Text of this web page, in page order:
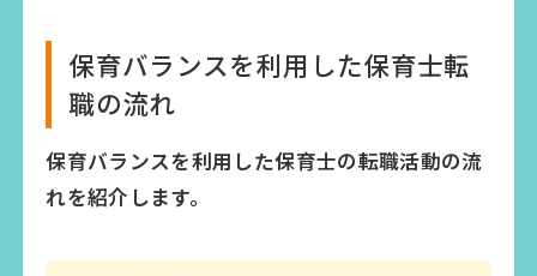
保育バランスを利用した保育士転
職の流れ
保育バランスを利用した保育士の転職活動の流
れを紹介します。